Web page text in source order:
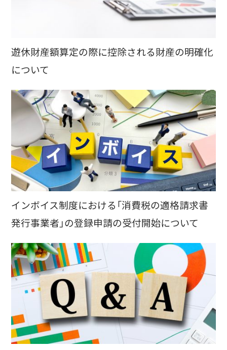
遊休財産額算定の際に控除される財産の明確化
について
インボイス制度における「消費税の適格請求書
発行事業者」の登録申請の受付開始について